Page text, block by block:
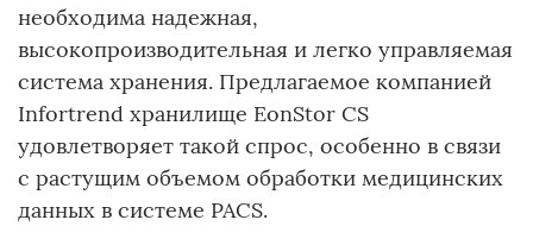
необходима надежная,
высокопроизводительная и легко управляемая
система хранения. Предлагаемое компанией
Infortrend хранилище EonStor CS
удовлетворяет такой спрос, особенно в связи
с растущим объемом обработки медицинских
данных в системе PACS.